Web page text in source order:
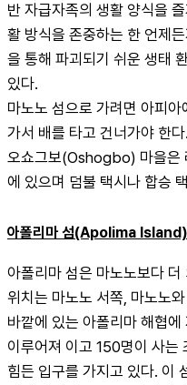
반 자급자족의 생활 양식을
활 방식을 존중하는 한 언제
을 통해 파괴되기 쉬운 생태
있다.
마노노 섬으로 가려면 아피아
가서 배를 타고 건너가야 한
오쇼그보(Oshogbo) 마을은
에 있으며 덤불 택시나 합승
아폴리마 섬(Apolima Island)
아폴리마 섬은 마노노보다
위치는 마노노 서쪽, 마노노
바깥에 있는 아폴리마 해협
이루어져 이고 150명이 사는
힘든 입구를 가지고 있다. 이